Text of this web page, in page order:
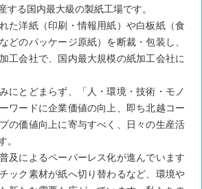
する国内最大級の製紙工場です。
た洋紙（印刷・情報用紙）や白板紙（食
どのパッケージ原紙）を断裁・包装し、
工会社で、国内最大規模の紙加工会社に
にとどまらず、「人・環境・技術・モノ
ワードに企業価値の向上、即ち北越コー
の価値向上に寄与すべく、日々の生産活
及によるペーパーレス化が進んでいます
ック素材が紙へ切り替わるなど、環境や